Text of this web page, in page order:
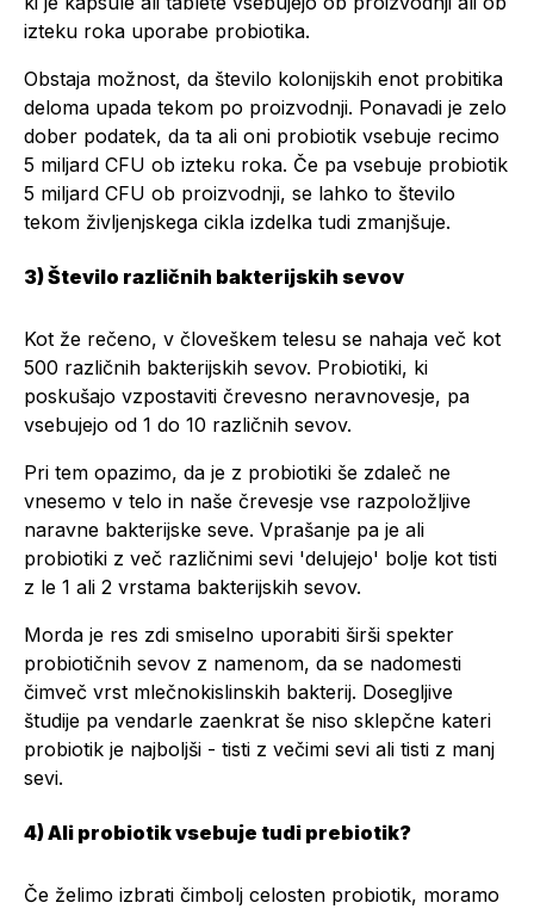
izteku roka uporabe probiotika.
Obstaja možnost, da število kolonijskih enot probitika
deloma upada tekom po proizvodnji. Ponavadi je zelo
dober podatek, da ta ali oni probiotik vsebuje recimo
5 miljard CFU ob izteku roka. Če pa vsebuje probiotik
5 miljard CFU ob proizvodnji, se lahko to število
tekom življenjskega cikla izdelka tudi zmanjšuje.
3) Število različnih bakterijskih sevov
Kot že rečeno, v človeškem telesu se nahaja več kot
500 različnih bakterijskih sevov. Probiotiki, ki
poskušajo vzpostaviti črevesno neravnovesje, pa
vsebujejo od 1 do 10 različnih sevov.
Pri tem opazimo, da je z probiotiki še zdaleč ne
vnesemo v telo in naše črevesje vse razpoložljive
naravne bakterijske seve. Vprašanje pa je ali
probiotiki z več različnimi sevi 'delujejo' bolje kot tisti
z le 1 ali 2 vrstama bakterijskih sevov.
Morda je res zdi smiselno uporabiti širši spekter
probiotičnih sevov z namenom, da se nadomesti
čimveč vrst mlečnokislinskih bakterij. Dosegljive
študije pa vendarle zaenkrat še niso sklepčne kateri
probiotik je najboljši - tisti z večimi sevi ali tisti z manj
sevi.
4) Ali probiotik vsebuje tudi prebiotik?
Če želimo izbrati čimbolj celosten probiotik, moramo